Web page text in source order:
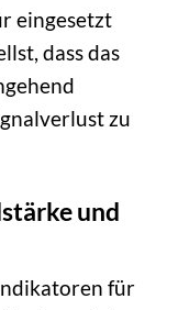
eingesetzt
dass das
zu
und
für